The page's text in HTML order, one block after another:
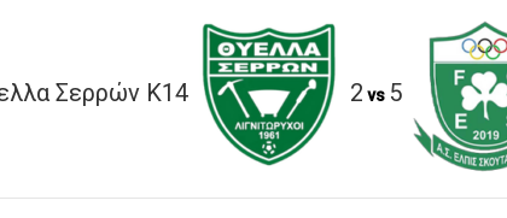
Σερρών Κ14 2 vs 5